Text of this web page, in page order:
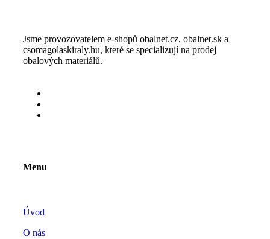
Jsme provozovatelem e-shopů obalnet.cz, obalnet.sk a
csomagolaskiraly.hu, které se specializují na prodej
obalových materiálů.
Menu
Úvod
O nás